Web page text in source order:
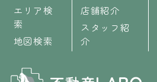
エリア検
索
地図検索
店舗紹介
スタッフ紹
介